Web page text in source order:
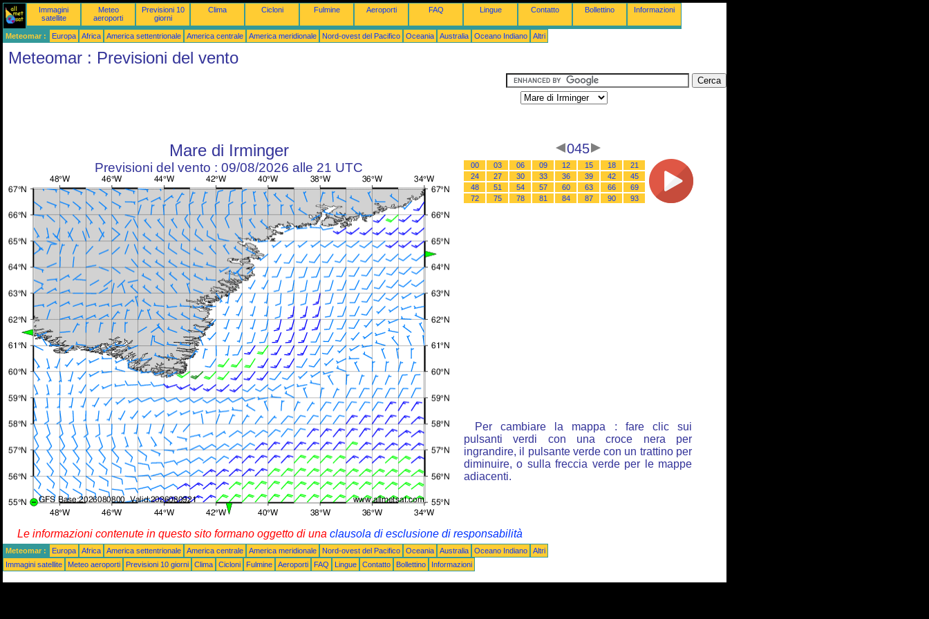
Immagini
satellite
Meteo
aeroporti
Previsioni 10
giorni
Clima Cicloni Fulmine Aeroporti FAQ Lingue Contatto Bollettino Informazioni
Meteomar : Europa Africa America settentrionale America centrale America meridionale Nord-ovest del Pacifico Oceania Australia Oceano Indiano Altri
Meteomar : Previsioni del vento
Mare di Irminger
Previsioni del vento : 09/08/2026 alle 21 UTC
045
00 03 06 09 12 15 18
21
24
27 30 33 36 39 42
45
48
51 54 57 60 63 66
69
72
75 78 81 84 87 90 93
Per cambiare la mappa : fare clic sui
pulsanti verdi con una croce nera per
ingrandire, il pulsante verde con un trattino per
diminuire, o sulla freccia verde per le mappe
adiacenti.
Le informazioni contenute in questo sito formano oggetto di una clausola di esclusione di responsabilità
Meteomar : Europa Africa America settentrionale America centrale America meridionale Nord-ovest del Pacifico Oceania Australia Oceano Indiano
Altri
Immagini satellite
Meteo aeroporti Previsioni 10 giorni Clima Cicloni Fulmine Aeroporti FAQ Lingue Contatto Bollettino Informazioni